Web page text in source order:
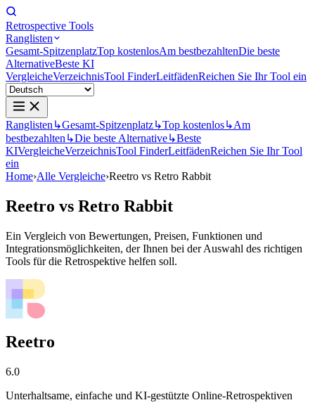
Retrospective Tools
Ranglisten
Gesamt-SpitzenplatzTop kostenlosAm bestbezahltenDie beste
AlternativeBeste KI
VergleicheVerzeichnisTool FinderLeitfädenReichen Sie Ihr Tool ein
Ranglisten ↳Gesamt-Spitzenplatz↳Top kostenlos↳Am
bestbezahlten ↳Die beste Alternative↳Beste
KIVergleicheVerzeichnisTool FinderLeitfädenReichen Sie Ihr Tool
ein
Home›Alle Vergleiche›Reetro vs Retro Rabbit
Reetro vs Retro Rabbit
Ein Vergleich von Bewertungen, Preisen, Funktionen und
Integrationsmöglichkeiten, der Ihnen bei der Auswahl des richtigen
Tools für die Retrospektive helfen soll.
Reetro
6.0
Unterhaltsame, einfache und KI-gestützte Online-Retrospektiven